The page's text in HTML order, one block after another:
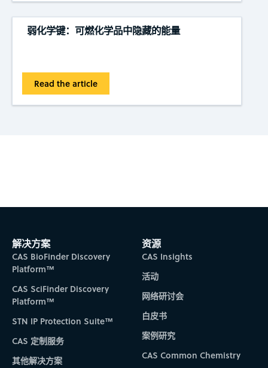
弱化学键：可燃化学品中隐藏的能量
Read the article
Subscribe to CAS Insights
解决方案
CAS BioFinder Discovery
Platform™
CAS SciFinder Discovery
Platform™
STN IP Protection Suite™
CAS 定制服务
其他解决方案
资源
CAS Insights
活动
网络研讨会
白皮书
案例研究
CAS Common Chemistry